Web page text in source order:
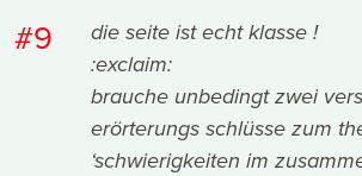
#9
die seite ist echt klasse !
:exclaim:
brauche unbedingt zwei
erörterungs schlüsse zum
‘schwierigkeiten im